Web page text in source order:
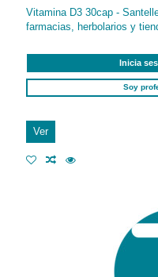
Vitamina D3 30cap -
farmacias, herbolarios y
Inicia
Soy
Ver